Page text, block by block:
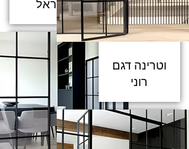
בראל
וטרינה דגם
רוני